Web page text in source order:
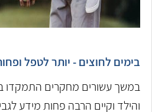
בימים לחוצים - יותר לטפל
במשך עשורים מחקרים
והילד וקיים הרבה פחות מידע